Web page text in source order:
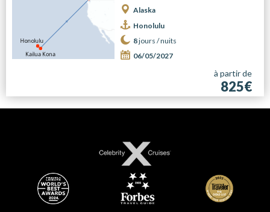
Alaska
Honolulu
8jours /nuits
06/05/2027
à partir de
825€